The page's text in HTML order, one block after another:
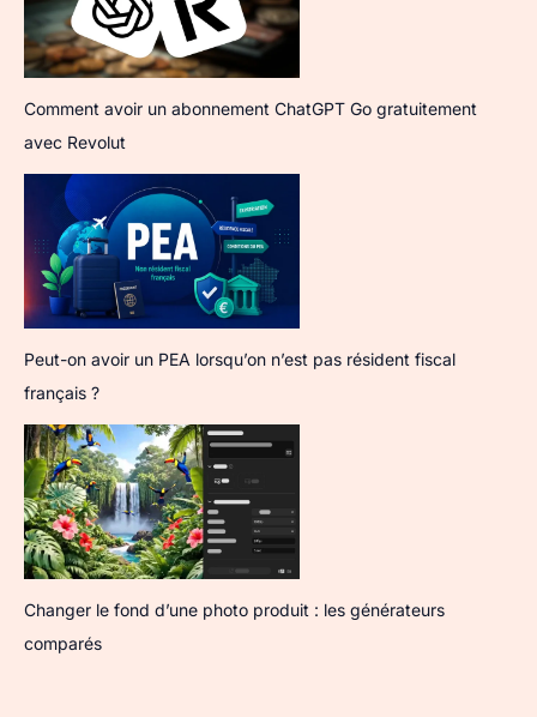
Comment avoir un abonnement ChatGPT Go gratuitement
avec Revolut
Peut-on avoir un PEA lorsqu’on n’est pas résident fiscal
français ?
Changer le fond d’une photo produit : les générateurs
comparés